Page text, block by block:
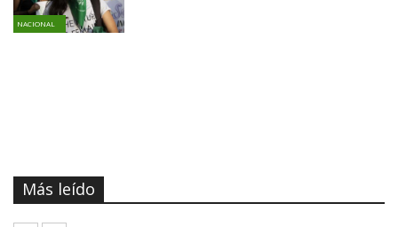
NACIONAL
Más leído